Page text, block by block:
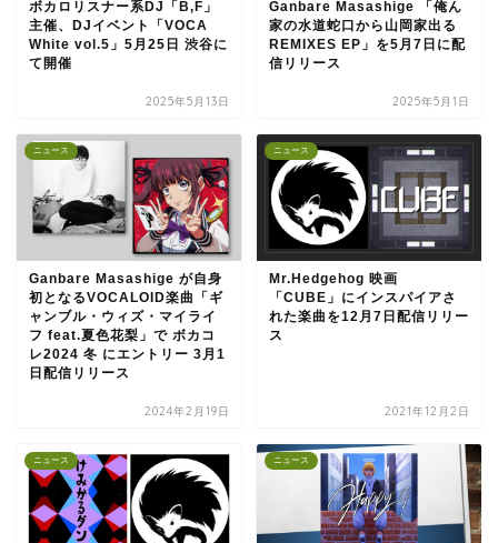
ボカロリスナー系DJ「B,F」
主催、DJイベント「VOCA
White vol.5」5月25日 渋谷に
て開催
2025年5月13日
Ganbare Masashige 「俺ん
家の水道蛇口から山岡家出る
REMIXES EP」を5月7日に配
信リリース
2025年5月1日
ニュース
Ganbare Masashige が自身
初となるVOCALOID楽曲「ギ
ャンブル・ウィズ・マイライ
フ feat.夏色花梨」で ボカコ
レ2024 冬 にエントリー 3月1
日配信リリース
2024年2月19日
ニュース
Mr.Hedgehog 映画
「CUBE」にインスパイアさ
れた楽曲を12月7日配信リリー
ス
2021年12月2日
ニュース ニュース